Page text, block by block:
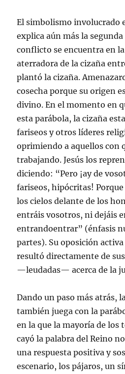
El simbolismo involucrado
explica aún más la
conflicto se encuentra en
aterradora de la cizaña
plantó la cizaña.
cosecha porque su origen
divino. En el momento en
esta parábola, la cizaña
fariseos y otros líderes
oprimiendo a aquellos con
trabajando. Jesús los
diciendo: “Pero ¡ay de
fariseos, hipócritas!
los cielos delante de los
entráis vosotros, ni dejáis
entrandoentrar” (énfasis
partes). Su oposición
resultó directamente de
—leudadas— acerca de la
Dando un paso más atrás,
también juega con la
en la que la mayoría de los
cayó la palabra del Reino
una respuesta positiva y
escenario, los pájaros, un